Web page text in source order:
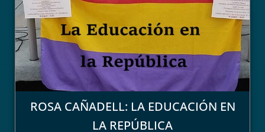
ROSA CAÑADELL: LA EDUCACIÓN EN
LA REPÚBLICA